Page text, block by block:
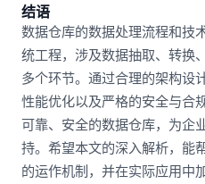
结语
数据仓库的数据处理流程和技
统工程，涉及数据抽取、转换
多个环节。通过合理的架构设
性能优化以及严格的安全与合
可靠、安全的数据仓库，为企
持。希望本文的深入解析，能
的运作机制，并在实际应用中